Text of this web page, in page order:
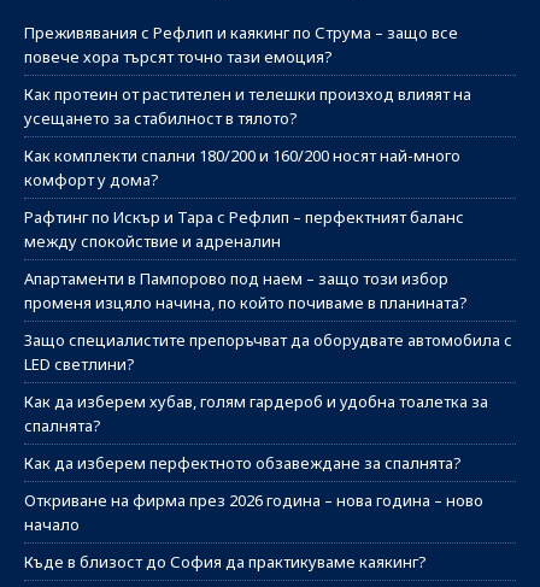
Преживявания с Рефлип и каякинг по Струма – защо все
повече хора търсят точно тази емоция?
Как протеин от растителен и телешки произход влияят на
усещането за стабилност в тялото?
Как комплекти спални 180/200 и 160/200 носят най-много
комфорт у дома?
Рафтинг по Искър и Тара с Рефлип – перфектният баланс
между спокойствие и адреналин
Апартаменти в Пампорово под наем – защо този избор
променя изцяло начина, по който почиваме в планината?
Защо специалистите препоръчват да оборудвате автомобила с
LED светлини?
Как да изберем хубав, голям гардероб и удобна тоалетка за
спалнята?
Как да изберем перфектното обзавеждане за спалнята?
Откриване на фирма през 2026 година – нова година – ново
начало
Къде в близост до София да практикуваме каякинг?